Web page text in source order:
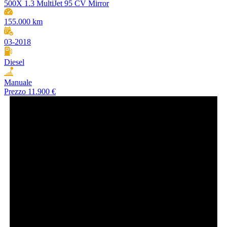
500X 1.3 MultiJet 95 CV Mirror
155.000 km
03-2018
Diesel
Manuale
Prezzo 11.900 €